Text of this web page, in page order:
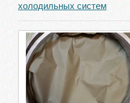
холодильных систем